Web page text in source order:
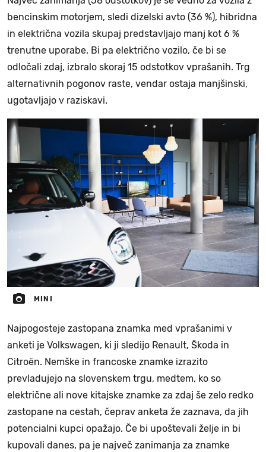
bencinskim motorjem, sledi dizelski avto (36 %), hibridna
in električna vozila skupaj predstavljajo manj kot 6 %
trenutne uporabe. Bi pa električno vozilo, če bi se
odločali zdaj, izbralo skoraj 15 odstotkov vprašanih. Trg
alternativnih pogonov raste, vendar ostaja manjšinski,
ugotavljajo v raziskavi.
MINI
Najpogosteje zastopana znamka med vprašanimi v
anketi je Volkswagen, ki ji sledijo Renault, Škoda in
Citroën. Nemške in francoske znamke izrazito
prevladujejo na slovenskem trgu, medtem, ko so
električne ali nove kitajske znamke za zdaj še zelo redko
zastopane na cestah, čeprav anketa že zaznava, da jih
potencialni kupci opažajo. Če bi upoštevali želje in bi
kupovali danes, pa je največ zanimanja za znamke